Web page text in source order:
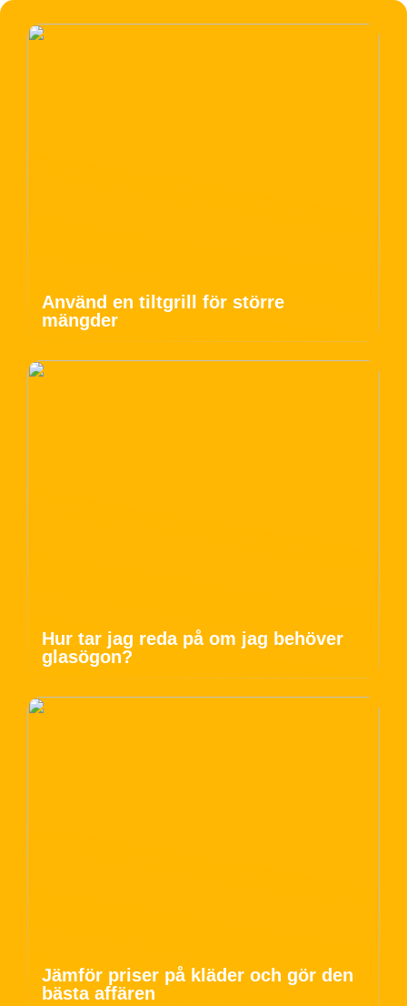
Använd en tiltgrill för större
mängder
Hur tar jag reda på om jag behöver
glasögon?
Jämför priser på kläder och gör den
bästa affären